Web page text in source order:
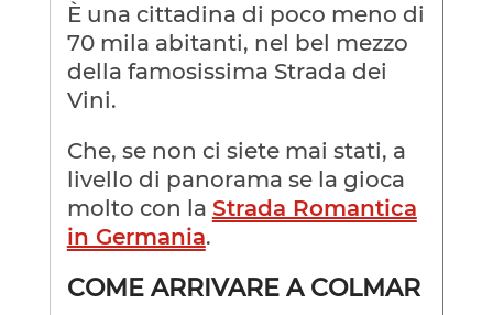
È una cittadina di poco meno di
70 mila abitanti, nel bel mezzo
della famosissima Strada dei
Vini.
Che, se non ci siete mai stati, a
livello di panorama se la gioca
molto con la Strada Romantica
in Germania.
COME ARRIVARE A COLMAR